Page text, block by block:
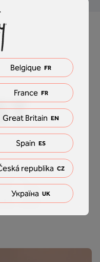
Belgique FR
France FR
Great Britain EN
Spain ES
republika CZ
Україна UK